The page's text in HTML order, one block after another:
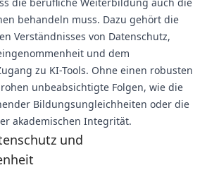
behandeln muss. Dazu gehört die
Verständnisses von Datenschutz,
und dem
zu KI-Tools. Ohne einen robusten
unbeabsichtigte Folgen, wie die
Bildungsungleichheiten oder die
akademischen Integrität.
und